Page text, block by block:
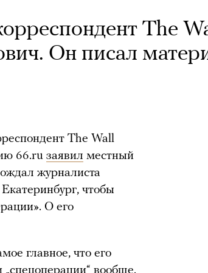
The
Он писал
The Wall
66.ru заявил местный
журналиста
чтобы
О его
главное, что его
вообще.